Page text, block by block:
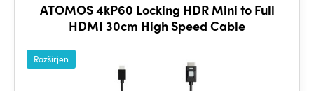
ATOMOS 4kP60 Locking HDR Mini to Full
HDMI 30cm High Speed Cable
Razširjen